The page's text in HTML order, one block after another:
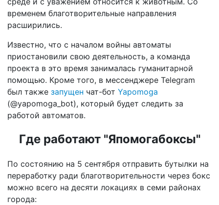
временем благотворительные направления
расширились.
Известно, что с началом войны автоматы
приостановили свою деятельность, а команда
проекта в это время занималась гуманитарной
помощью. Кроме того, в мессенджере Telegram
был также запущен чат-бот Yapomoga
(@yapomoga_bot), который будет следить за
работой автоматов.
Где работают "Япомогабоксы"
По состоянию на 5 сентября отправить бутылки на
переработку ради благотворительности через бокс
можно всего на десяти локациях в семи районах
города: